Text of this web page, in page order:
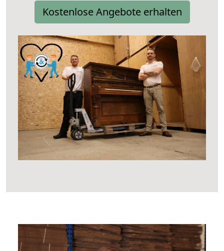
Kostenlose Angebote erhalten